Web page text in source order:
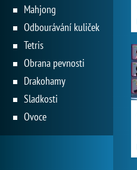
Mahjong
Odbourávání kuliček
Tetris
Obrana pevnosti
Drakohamy
Sladkosti
Ovoce